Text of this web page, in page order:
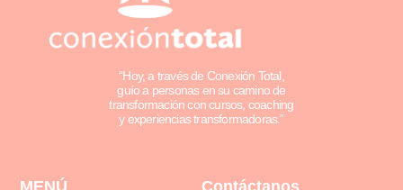
“Hoy, a través de Conexión Total,
guío a personas en su camino de
transformación con cursos, coaching
y experiencias transformadoras.”